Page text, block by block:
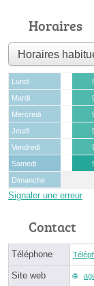
Horaires
Lundi
Mardi
Mercredi
Jeudi
Vendredi
Samedi
Dimanche
Signaler une erreur
Contact
Téléphone
Site web